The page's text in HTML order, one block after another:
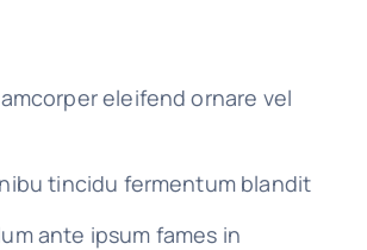
eleifend ornare vel
tincidu fermentum blandit
ante ipsum fames in